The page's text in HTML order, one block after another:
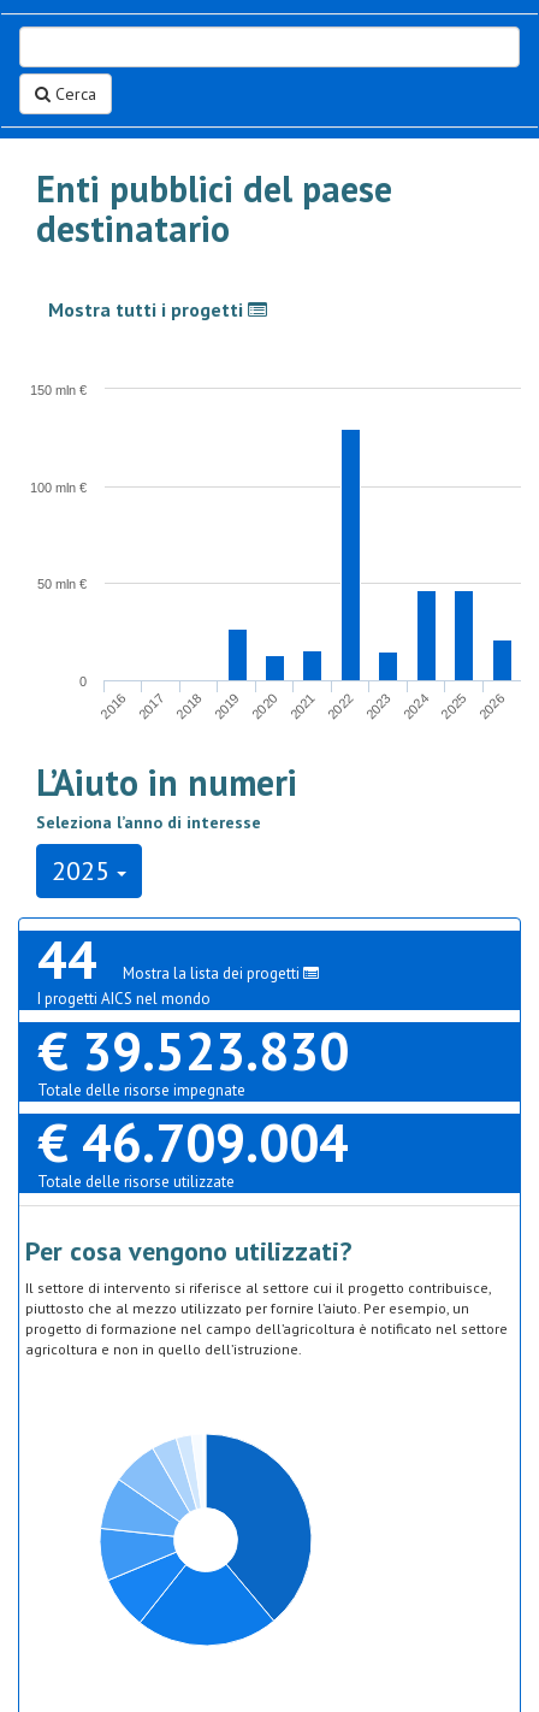
Cerca
Enti pubblici del paese
destinatario
Mostra tutti i progetti
2016 2017 2018 2019 2020 2021 2022 2023 2024 2025 2026
0
50 mln €
100 mln €
150 mln €
L’Aiuto in numeri
Seleziona l’anno di interesse
2025
44
Mostra la lista dei progetti
I progetti AICS nel mondo
€ 39.523.830
Totale delle risorse impegnate
€ 46.709.004
Totale delle risorse utilizzate
Per cosa vengono utilizzati?
Il settore di intervento si riferisce al settore cui il progetto contribuisce,
piuttosto che al mezzo utilizzato per fornire l’aiuto. Per esempio, un
progetto di formazione nel campo dell’agricoltura è notificato nel settore
agricoltura e non in quello dell’istruzione.